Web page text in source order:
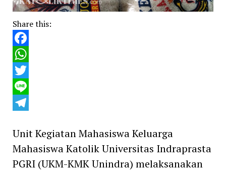
Share this:
Facebook
WhatsApp
Twitter
Line
Unit Kegiatan Mahasiswa Keluarga
Mahasiswa Katolik Universitas Indraprasta
PGRI (UKM-KMK Unindra) melaksanakan